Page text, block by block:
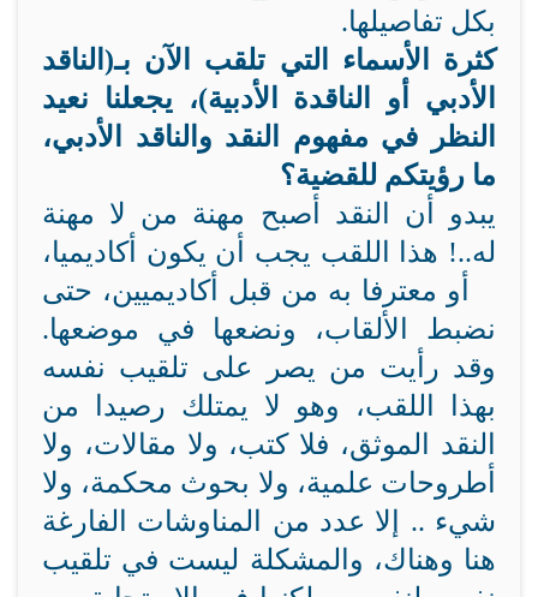
بكل تفاصيلها.
كثرة الأسماء التي تلقب الآن بـ(الناقد
الأدبي أو الناقدة الأدبية)، يجعلنا نعيد
النظر في مفهوم النقد والناقد الأدبي،
ما رؤيتكم للقضية؟
يبدو أن النقد أصبح مهنة من لا مهنة
له..! هذا اللقب يجب أن يكون أكاديميا،
أو معترفا به من قبل أكاديميين، حتى
نضبط الألقاب، ونضعها في موضعها.
وقد رأيت من يصر على تلقيب نفسه
بهذا اللقب، وهو لا يمتلك رصيدا من
النقد الموثق، فلا كتب، ولا مقالات، ولا
أطروحات علمية، ولا بحوث محكمة، ولا
شيء .. إلا عدد من المناوشات الفارغة
هنا وهناك، والمشكلة ليست في تلقيب